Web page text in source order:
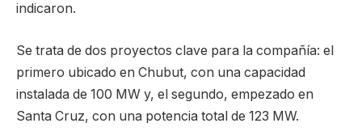
indicaron.
Se trata de dos proyectos clave para la compañía: el
primero ubicado en Chubut, con una capacidad
instalada de 100 MW y, el segundo, empezado en
Santa Cruz, con una potencia total de 123 MW.